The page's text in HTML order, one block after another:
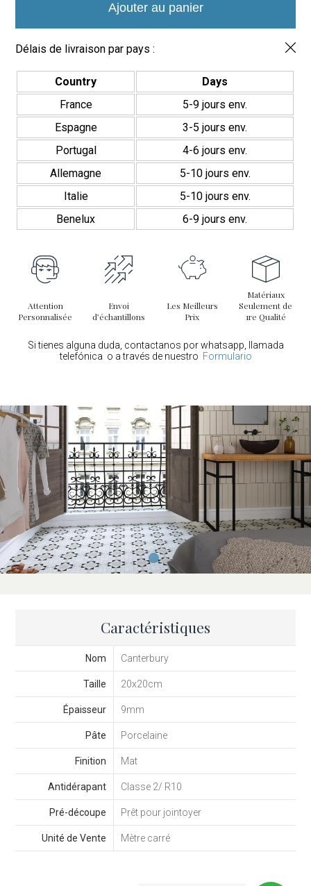
Ajouter au panier
Délais de livraison par pays :
Country
Days
France
5-9 jours env.
Espagne
3-5 jours env.
Portugal
4-6 jours env.
Allemagne
5-10 jours env.
Italie
5-10 jours env.
Benelux
6-9 jours env.
Attention
Personnalisée
Envoi
d’échantillons
Les Meilleurs
Prix
Matériaux
Seulement de
1re Qualité
Si tienes alguna duda, contactanos por whatsapp, llamada
telefónica o a través de nuestro Formulario
Caractéristiques
Nom Canterbury
Taille 20x20cm
Épaisseur 9mm
Pâte Porcelaine
Finition Mat
Antidérapant Classe 2/ R10
Pré-découpe Prêt pour jointoyer
Unité de Vente Mètre carré